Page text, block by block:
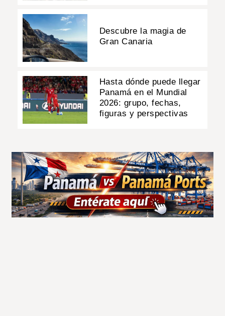
Descubre la magia de
Gran Canaria
Hasta dónde puede llegar
Panamá en el Mundial
2026: grupo, fechas,
figuras y perspectivas